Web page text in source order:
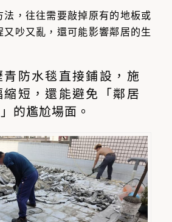
，往往需要敲掉原有的地板或
又吵又亂，還可能影響鄰居的生
防水毯直接鋪設，施
縮短，還能避免「鄰居
的尷尬場面。